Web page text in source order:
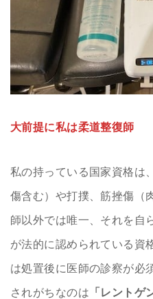
大前提に私は柔道整復師
私の持っている国家資格は
傷含む）や打撲、筋挫傷（
師以外では唯一、それを自
が法的に認められている資
は処置後に医師の診察が必
されがちなのは 「レントゲ